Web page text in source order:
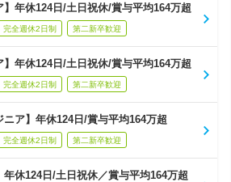
】年休124日/土日祝休/賞与平均164万超
完全週休2日制 第二新卒歓迎
】年休124日/土日祝休/賞与平均164万超
完全週休2日制 第二新卒歓迎
ニア】年休124日/賞与平均164万超
完全週休2日制 第二新卒歓迎
年休124日/土日祝休／賞与平均164万超